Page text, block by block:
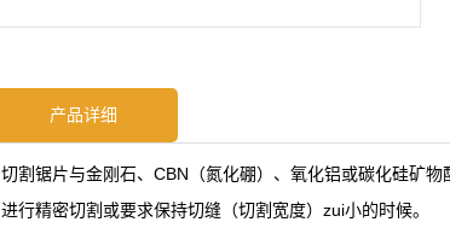
产品详细
切割锯片与金刚石、CBN（氮化硼）、氧化铝或碳化硅矿物
进行精密切割或要求保持切缝（切割宽度）zui小的时候。